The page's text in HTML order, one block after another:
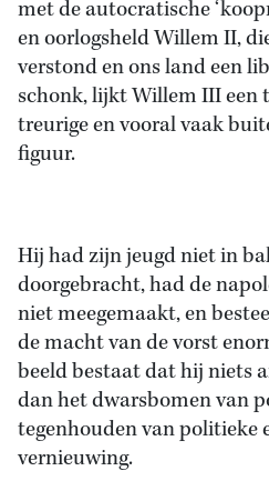
met de autocratische
en oorlogsheld Willem II,
verstond en ons land een
schonk, lijkt Willem III een
treurige en vooral vaak
figuur.
Hij had zijn jeugd niet in
doorgebracht, had de
niet meegemaakt, en
de macht van de vorst
beeld bestaat dat hij niets
dan het dwarsbomen van
tegenhouden van politieke
vernieuwing.